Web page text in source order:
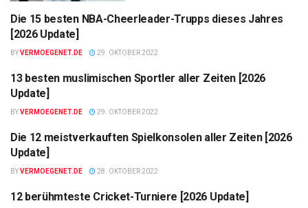
LISTE
Die 15 besten NBA-Cheerleader-Trupps dieses Jahres
[2026 Update]
BYVERMOEGENET.DE 29. OKTOBER 2022
LISTE
13 besten muslimischen Sportler aller Zeiten [2026
Update]
BYVERMOEGENET.DE 29. OKTOBER 2022
LISTE
Die 12 meistverkauften Spielkonsolen aller Zeiten [2026
Update]
BYVERMOEGENET.DE 28. OKTOBER 2022
LISTE
12 berühmteste Cricket-Turniere [2026 Update]